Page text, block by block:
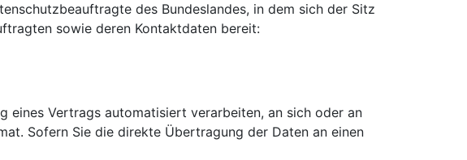
des Bundeslandes, in dem sich der Sitz
sowie deren Kontaktdaten bereit:
eines Vertrags automatisiert verarbeiten, an sich oder an
Sofern Sie die direkte Übertragung der Daten an einen